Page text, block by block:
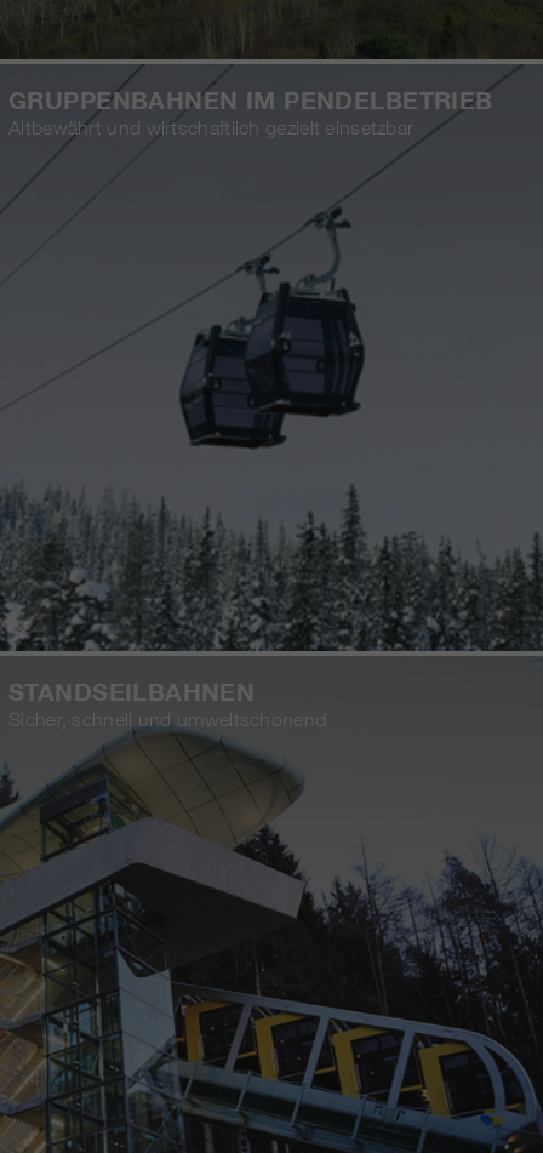
GRUPPENBAHNEN IM PENDELBETRIEB
Altbewährt und wirtschaftlich gezielt einsetzbar
STANDSEILBAHNEN
Sicher, schnell und umweltschonend